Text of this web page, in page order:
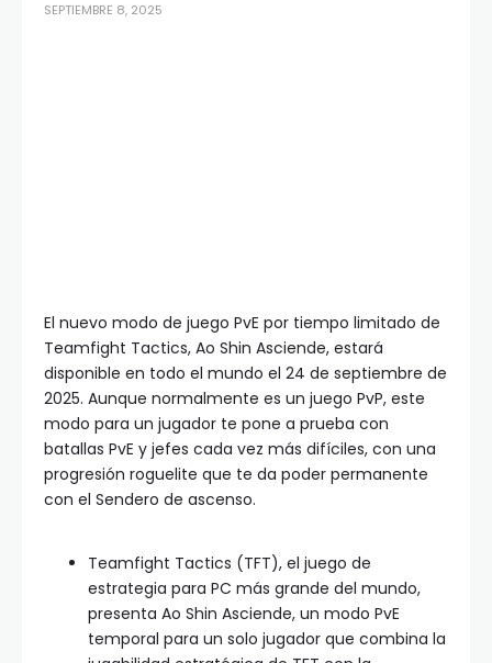
SEPTIEMBRE 8, 2025
El nuevo modo de juego PvE por tiempo limitado de
Teamfight Tactics, Ao Shin Asciende, estará
disponible en todo el mundo el 24 de septiembre de
2025. Aunque normalmente es un juego PvP, este
modo para un jugador te pone a prueba con
batallas PvE y jefes cada vez más difíciles, con una
progresión roguelite que te da poder permanente
con el Sendero de ascenso.
Teamfight Tactics (TFT), el juego de
estrategia para PC más grande del mundo,
presenta Ao Shin Asciende, un modo PvE
temporal para un solo jugador que combina la